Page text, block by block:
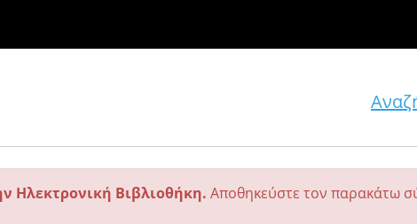
Ηλεκτρονική Βιβλιοθήκη. Αποθηκεύστε τον παρακάτω